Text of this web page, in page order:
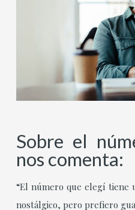
Sobre el
nos comenta:
“El número que elegí tiene
nostálgico, pero prefiero